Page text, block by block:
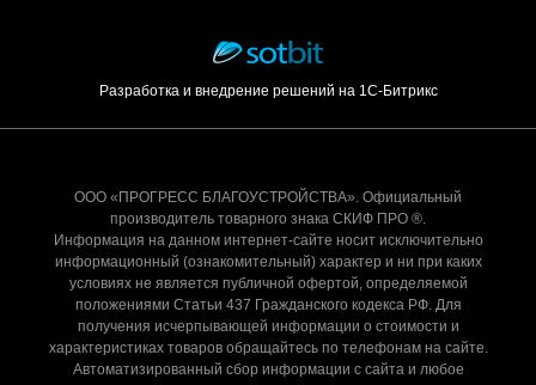
Разработка и внедрение решений на 1С-Битрикс
ООО «ПРОГРЕСС БЛАГОУСТРОЙСТВА». Официальный
производитель товарного знака СКИФ ПРО ®.
Информация на данном интернет-сайте носит исключительно
информационный (ознакомительный) характер и ни при каких
условиях не является публичной офертой, определяемой
положениями Статьи 437 Гражданского кодекса РФ. Для
получения исчерпывающей информации о стоимости и
характеристиках товаров обращайтесь по телефонам на сайте.
Автоматизированный сбор информации с сайта и любое